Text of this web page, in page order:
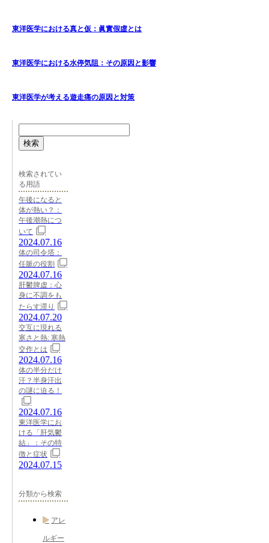
東洋医学における真と仮：眞實假虛とは
東洋医学における水停気阻：その原因と影響
東洋医学が考える遊走痛の原因と対策
検索
検索されてい
る用語
午後になると
体が熱い？：
午後潮熱につ
いて
2024.07.16
体の司令塔：
任脈の役割
2024.07.16
肝鬱脾虚：心
身に不調をも
たらす滞り
2024.07.20
交互に現れる
寒さと熱: 寒熱
交作とは
2024.07.16
体の半分だけ
汗？半身汗出
の謎に迫る！
2024.07.16
東洋医学にお
ける「肝気鬱
結」：その特
徴と症状
2024.07.15
分類から検索
アレ
ルギー